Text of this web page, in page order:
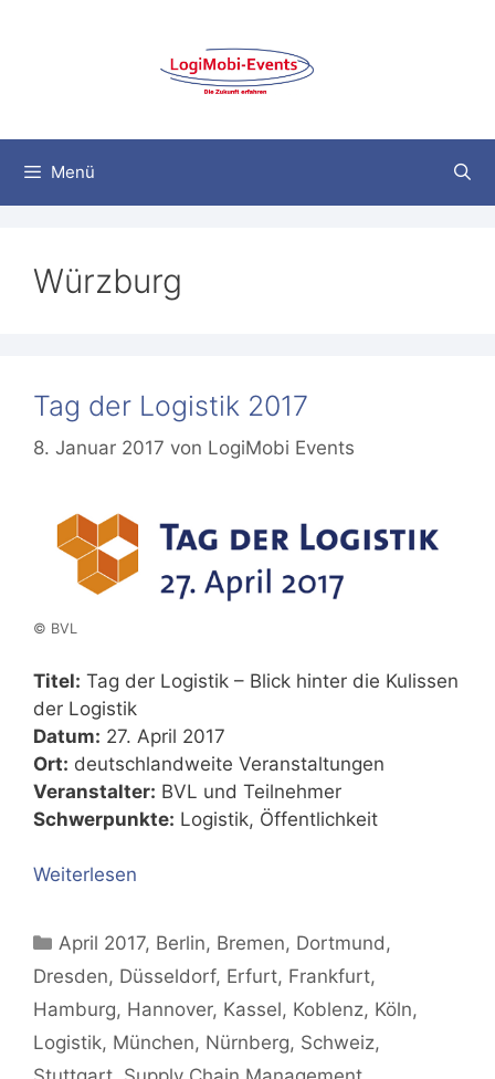
Menü
Würzburg
Tag der Logistik 2017
8. Januar 2017 von LogiMobi Events
© BVL
Titel: Tag der Logistik – Blick hinter die Kulissen
der Logistik
Datum: 27. April 2017
Ort: deutschlandweite Veranstaltungen
Veranstalter: BVL und Teilnehmer
Schwerpunkte: Logistik, Öffentlichkeit
Weiterlesen
Kategorien
April 2017, Berlin, Bremen, Dortmund,
Dresden, Düsseldorf, Erfurt, Frankfurt,
Hamburg, Hannover, Kassel, Koblenz, Köln,
Logistik, München, Nürnberg, Schweiz,